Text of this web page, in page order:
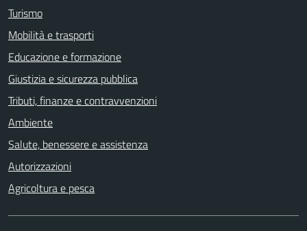
Turismo
Mobilità e trasporti
Educazione e formazione
Giustizia e sicurezza pubblica
Tributi, finanze e contravvenzioni
Ambiente
Salute, benessere e assistenza
Autorizzazioni
Agricoltura e pesca